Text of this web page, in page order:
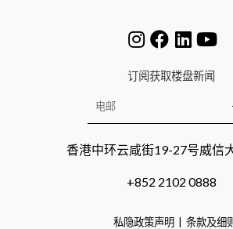
订阅获取楼盘新闻
香港中环云咸街19-27号威信
+852 2102 0888
私隐政策声明 条款及细